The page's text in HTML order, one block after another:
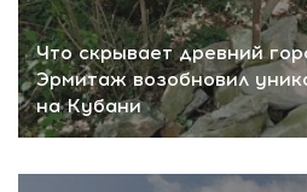
Что скрывает древний
Эрмитаж возобновил
на Кубани